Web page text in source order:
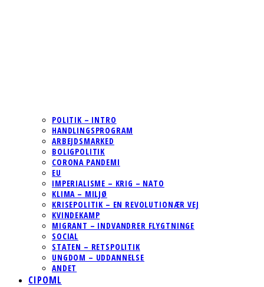
POLITIK – INTRO
HANDLINGSPROGRAM
ARBEJDSMARKED
BOLIGPOLITIK
CORONA PANDEMI
EU
IMPERIALISME – KRIG – NATO
KLIMA – MILJØ
KRISEPOLITIK – EN REVOLUTIONÆR VEJ
KVINDEKAMP
MIGRANT – INDVANDRER FLYGTNINGE
SOCIAL
STATEN – RETSPOLITIK
UNGDOM – UDDANNELSE
ANDET
CIPOML